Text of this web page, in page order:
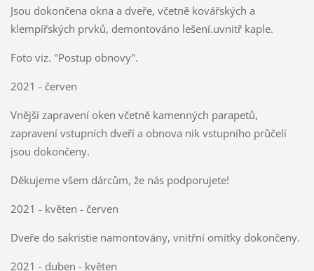
Jsou dokončena okna a dveře, včetně kovářských a
klempířských prvků, demontováno lešení.uvnitř kaple.
Foto viz. "Postup obnovy".
2021 - červen
Vnější zapravení oken včetně kamenných parapetů,
zapravení vstupních dveří a obnova nik vstupního průčelí
jsou dokončeny.
Děkujeme všem dárcům, že nás podporujete!
2021 - květen - červen
Dveře do sakristie namontovány, vnitřní omítky dokončeny.
2021 - duben - květen